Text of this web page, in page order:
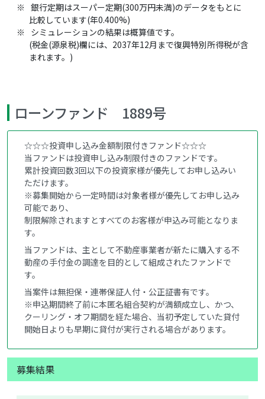
銀行定期はスーパー定期(300万円未満)のデータをもとに
比較しています(年0.400%)
シミュレーションの結果は概算値です。
(税金(源泉税)欄には、2037年12月まで復興特別所得税が含
まれます。)
ローンファンド 1889号
☆☆☆投資申し込み金額制限付きファンド☆☆☆
当ファンドは投資申し込み制限付きのファンドです。
累計投資回数3回以下の投資家様が優先してお申し込みい
ただけます。
※募集開始から一定時間は対象者様が優先してお申し込み
可能であり、
制限解除されますとすべてのお客様が申込み可能となりま
す。
当ファンドは、主として不動産事業者が新たに購入する不
動産の手付金の調達を目的として組成されたファンドで
す。
当案件は無担保・連帯保証人付・公正証書有です。
※申込期間終了前に本匿名組合契約が満額成立し、かつ、
クーリング・オフ期間を経た場合、当初予定していた貸付
開始日よりも早期に貸付が実行される場合があります。
募集結果